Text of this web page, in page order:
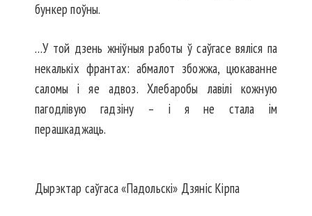
бункер поўны.
…У той дзень жніўныя работы ў саўгасе вяліся па
некалькіх франтах: абмалот збожжа, цюкаванне
саломы і яе адвоз. Хлебаробы лавілі кожную
пагодлівую гадзіну – і я не стала ім
перашкаджаць.
Дырэктар саўгаса «Падольскі» Дзяніс Кірпа